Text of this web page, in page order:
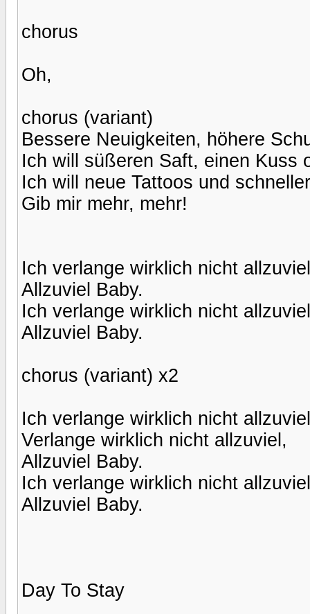
chorus
Oh,
chorus (variant)
Bessere Neuigkeiten, höhere
Ich will süßeren Saft, einen Kuss
Ich will neue Tattoos und
Gib mir mehr, mehr!
Ich verlange wirklich nicht
Allzuviel Baby.
Ich verlange wirklich nicht
Allzuviel Baby.
chorus (variant) x2
Ich verlange wirklich nicht
Verlange wirklich nicht allzuviel,
Allzuviel Baby.
Ich verlange wirklich nicht
Allzuviel Baby.
Day To Stay